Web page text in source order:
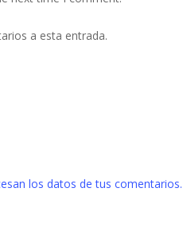
a esta entrada.
los datos de tus comentarios.